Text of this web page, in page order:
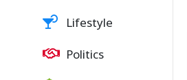
Lifestyle
Politics